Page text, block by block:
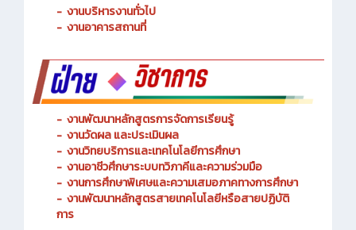
- งานทะเบียน
- งานบริหารงานทั่วไป
- งานพัฒนาหลักสูตรการจัดการเรียนรู้
- งานวัดผล และประเมินผล
- งานวิทยบริการและเทคโนโลยีการศึกษา
- งานอาชีวศึกษาระบบทวิภาคีและความร่วมมือ
- งานการศึกษาพิเศษและความเสมอภาคทางการศึกษา
- งานพัฒนาหลักสูตรสายเทคโนโลยีหรือสายปฏิบัติ